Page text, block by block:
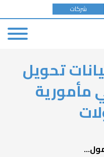
شركات
تحويل
مأمورية